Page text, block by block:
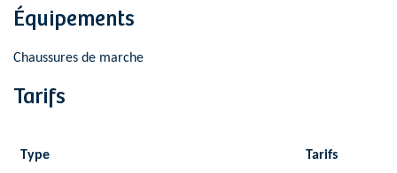
Équipements
Chaussures de marche
Tarifs
Type Tarifs